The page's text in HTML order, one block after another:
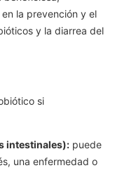
la prevención y el
y la diarrea del
si
intestinales): puede
una enfermedad o